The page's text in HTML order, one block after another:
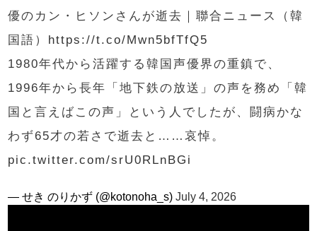
優のカン・ヒソンさんが逝去｜聯合ニュース（韓
国語） https://t.co/Mwn5bfTfQ5
1980年代から活躍する韓国声優界の重鎮で、
1996年から長年「地下鉄の放送」の声を務め「韓
国と言えばこの声」という人でしたが、闘病かな
わず65才の若さで逝去と……哀悼。
pic.twitter.com/srU0RLnBGi
— せき のりかず (@kotonoha_s)July 4, 2026